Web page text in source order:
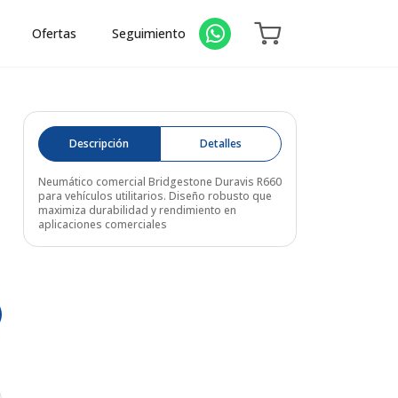
Ofertas Seguimiento
Descripción Detalles
Neumático comercial Bridgestone Duravis R660
para vehículos utilitarios. Diseño robusto que
maximiza durabilidad y rendimiento en
aplicaciones comerciales